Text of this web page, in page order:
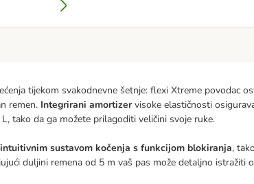
tijekom svakodnevne šetnje: flexi Xtreme povodac
remen. Integrirani amortizervisoke elastičnosti
tako da ga možete prilagoditi veličini svoje ruke.
intuitivnim sustavom kočenja s funkcijom blokiranja,
duljini remena od 5 m vaš pas može detaljno istražiti